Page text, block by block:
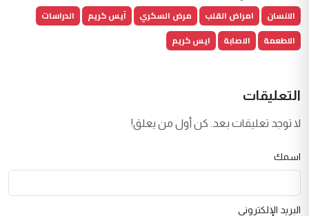
الانسان امراض القلب مرض السكري آيس كريم
الدراسات
الاطعمة
الاصابة ايس كريم
التعليقات
لا توجد تعليقات بعد. كن أول من يعلق!
اسمك
البريد الإلكتروني